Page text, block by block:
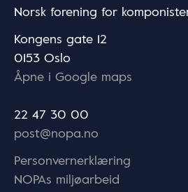
Norsk forening for
Kongens gate 12
0153 Oslo
Åpne i Google maps
22 47 30 00
post@nopa.no
Personvernerklæring
NOPAs miljøarbeid